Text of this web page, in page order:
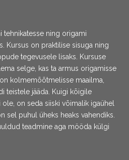
tehnikatesse ning origami
Kursus on praktilise sisuga ning
tegevusele lisaks. Kursuse
selge, kas ta armus origamisse
kolmemõõtmelisse maailma,
teistele jääda. Kuigi kõigile
on seda siiski võimalik igaühel
sel puhul üheks heaks vahendiks.
teadmine aga mööda külgi